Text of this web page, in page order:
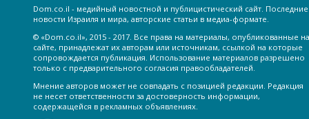
Dom.co.il - медийный новостной и публицистический сайт. Последние
новости Израиля и мира, авторские статьи в медиа-формате.
© «Dom.co.il», 2015 - 2017. Все права на материалы, опубликованные на
сайте, принадлежат их авторам или источникам, ссылкой на которые
сопровождается публикация. Использование материалов разрешено
только с предварительного согласия правообладателей.
Мнение авторов может не совпадать с позицией редакции. Редакция
не несет ответственности за достоверность информации,
содержащейся в рекламных объявлениях.